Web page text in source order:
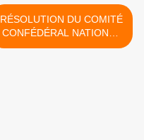
RÉSOLUTION DU COMITÉ
CONFÉDÉRAL NATIONAL
DE FORCE OUVRIÈRE -